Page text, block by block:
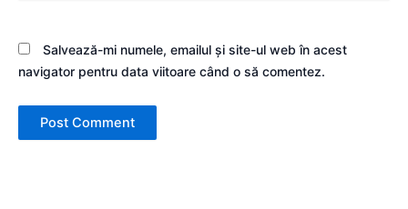
Salvează-mi numele, emailul și site-ul web în acest
navigator pentru data viitoare când o să comentez.